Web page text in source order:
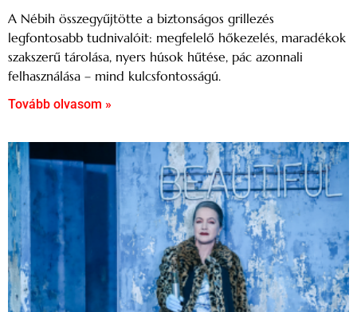
A Nébih összegyűjtötte a biztonságos grillezés
legfontosabb tudnivalóit: megfelelő hőkezelés, maradékok
szakszerű tárolása, nyers húsok hűtése, pác azonnali
felhasználása – mind kulcsfontosságú.
Tovább olvasom »